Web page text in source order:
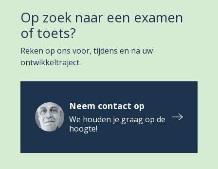
Op zoek naar een examen
of toets?
Reken op ons voor, tijdens en na uw
ontwikkeltraject.
Neem contact op
We houden je graag op de
hoogte!